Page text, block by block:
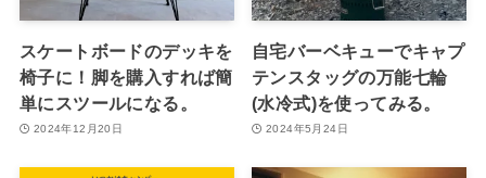
スケートボードのデッキを
椅子に！脚を購入すれば簡
単にスツールになる。
2024年12月20日
自宅バーベキューでキャプ
テンスタッグの万能七輪
(水冷式)を使ってみる。
2024年5月24日